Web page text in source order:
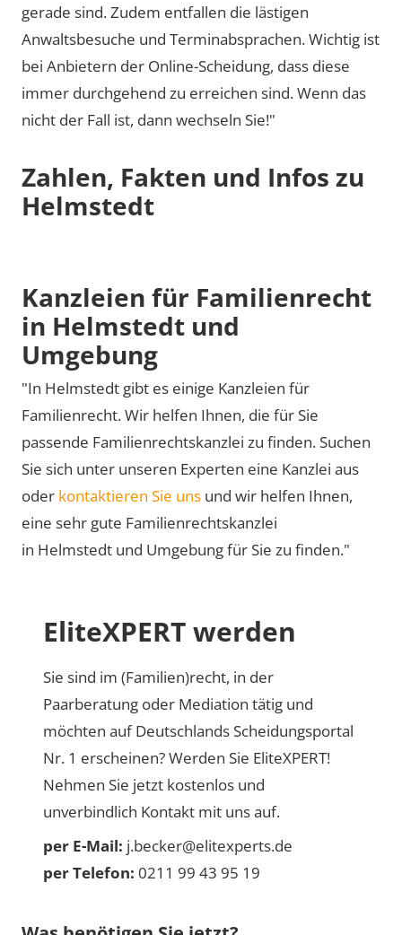
gerade sind. Zudem entfallen die lästigen
Anwaltsbesuche und Terminabsprachen. Wichtig ist
bei Anbietern der Online-Scheidung, dass diese
immer durchgehend zu erreichen sind. Wenn das
nicht der Fall ist, dann wechseln Sie!"
Zahlen, Fakten und Infos zu
Helmstedt
Kanzleien für Familienrecht
in Helmstedt und
Umgebung
"In Helmstedt gibt es einige Kanzleien für
Familienrecht. Wir helfen Ihnen, die für Sie
passende Familienrechtskanzlei zu finden. Suchen
Sie sich unter unseren Experten eine Kanzlei aus
oder kontaktieren Sie uns und wir helfen Ihnen,
eine sehr gute Familienrechtskanzlei
in Helmstedt und Umgebung für Sie zu finden."
EliteXPERT werden
Sie sind im (Familien)recht, in der
Paarberatung oder Mediation tätig und
möchten auf Deutschlands Scheidungsportal
Nr. 1 erscheinen? Werden Sie EliteXPERT!
Nehmen Sie jetzt kostenlos und
unverbindlich Kontakt mit uns auf.
per E-Mail: j.becker@elitexperts.de
per Telefon: 0211 99 43 95 19